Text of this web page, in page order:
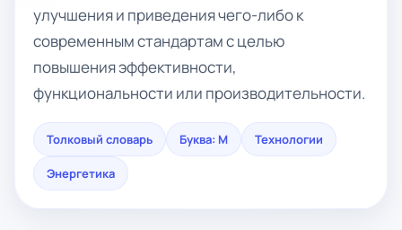
улучшения и приведения чего-либо к
современным стандартам с целью
повышения эффективности,
функциональности или производительности.
Толковый словарь Буква: М Технологии
Энергетика